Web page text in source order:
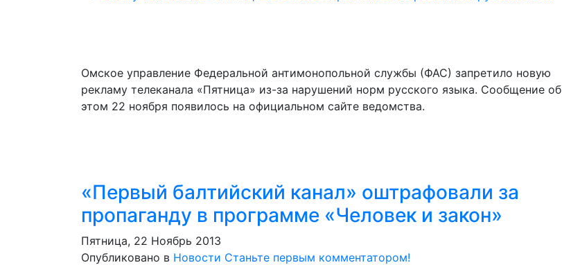
Омское управление Федеральной антимонопольной службы (ФАС) запретило новую
рекламу телеканала «Пятница» из-за нарушений норм русского языка. Сообщение об
этом 22 ноября появилось на официальном сайте ведомства.
«Первый балтийский канал» оштрафовали за
пропаганду в программе «Человек и закон»
Пятница, 22 Ноябрь 2013
Опубликовано в Новости Станьте первым комментатором!